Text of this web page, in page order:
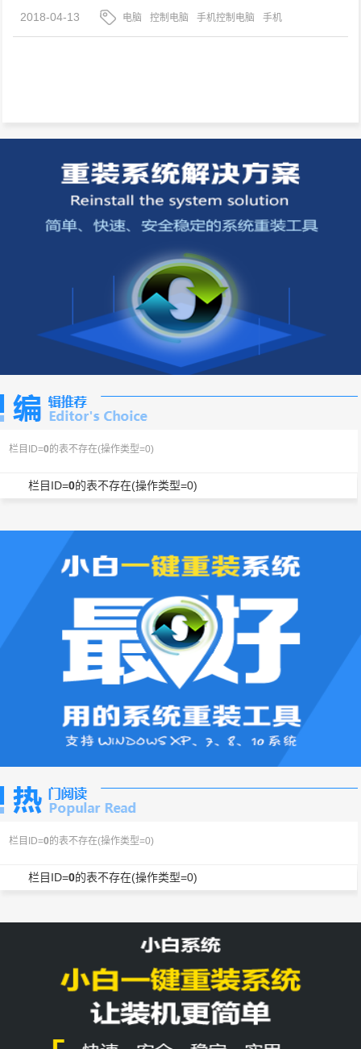
2018-04-13
电脑 控制电脑 手机控制电脑 手机
栏目ID=0的表不存在(操作类型=0)
栏目ID=0的表不存在(操作类型=0)
栏目ID=0的表不存在(操作类型=0)
栏目ID=0的表不存在(操作类型=0)